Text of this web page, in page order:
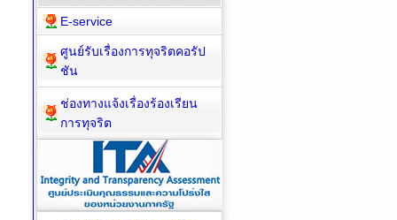
E-service
ศูนย์รับเรื่องการทุจริตคอรัป
ชัน
ช่องทางแจ้งเรื่องร้องเรียน
การทุจริต